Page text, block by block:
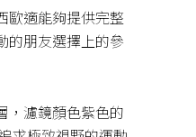
歐適能夠提供完整
的朋友選擇上的參
，濾鏡顏色紫色的